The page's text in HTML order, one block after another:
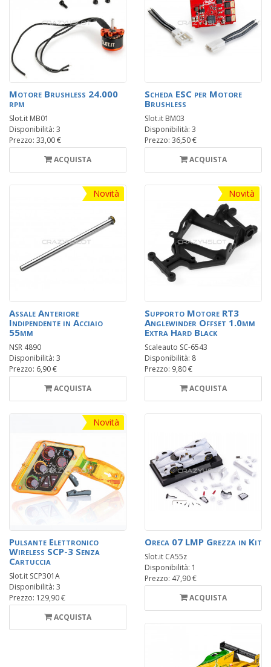
Motore Brushless 24.000
rpm
Slot.it MB01
Disponibilità: 3
Prezzo: 33,00 €
ACQUISTA
Scheda ESC per Motore
Brushless
Slot.it BM03
Disponibilità: 3
Prezzo: 36,50 €
ACQUISTA
Novità
Assale Anteriore
Indipendente in Acciaio
55mm
NSR 4890
Disponibilità: 3
Prezzo: 6,90 €
ACQUISTA
Novità
Supporto Motore RT3
Anglewinder Offset 1.0mm
Extra Hard Black
Scaleauto SC-6543
Disponibilità: 8
Prezzo: 9,80 €
ACQUISTA
Novità
Pulsante Elettronico
Wireless SCP-3 Senza
Cartuccia
Slot.it SCP301A
Disponibilità: 3
Prezzo: 129,90 €
ACQUISTA
Oreca 07 LMP Grezza in Kit
Slot.it CA55z
Disponibilità: 1
Prezzo: 47,90 €
ACQUISTA